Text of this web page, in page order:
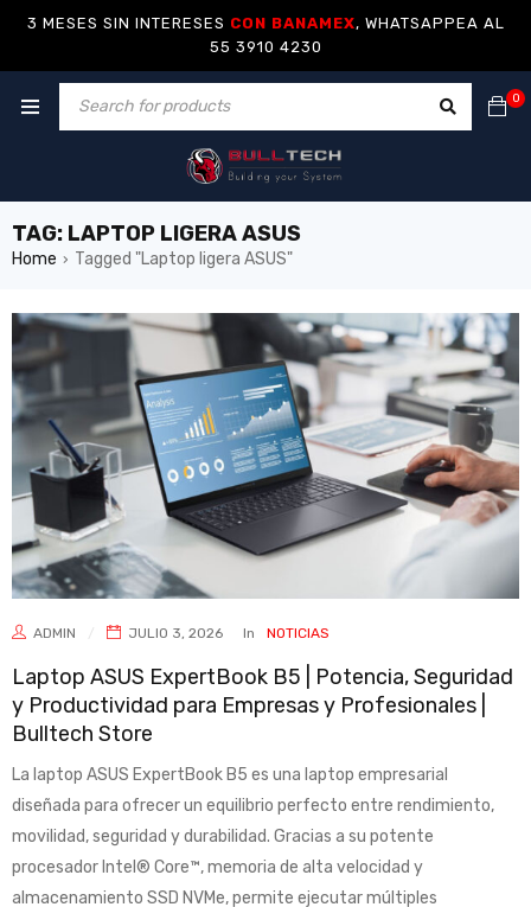
3 MESES SIN INTERESES CON BANAMEX, WHATSAPPEA AL
55 3910 4230
0
TAG: LAPTOP LIGERA ASUS
Home › Tagged "Laptop ligera ASUS"
ADMIN JULIO 3, 2026 In NOTICIAS
Laptop ASUS ExpertBook B5 | Potencia, Seguridad
y Productividad para Empresas y Profesionales |
Bulltech Store
La laptop ASUS ExpertBook B5 es una laptop empresarial
diseñada para ofrecer un equilibrio perfecto entre rendimiento,
movilidad, seguridad y durabilidad. Gracias a su potente
procesador Intel® Core™, memoria de alta velocidad y
almacenamiento SSD NVMe, permite ejecutar múltiples